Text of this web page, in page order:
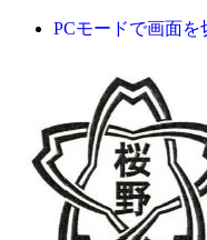
PCモードで画面を